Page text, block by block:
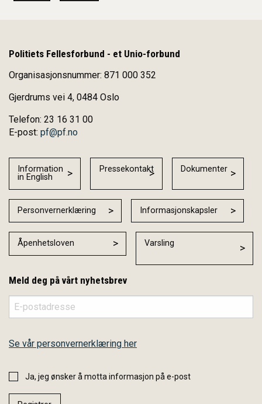
Politiets Fellesforbund - et Unio-forbund
Organisasjonsnummer: 871 000 352
Gjerdrums vei 4, 0484 Oslo
Telefon: 23 16 31 00
E-post: pf@pf.no
Information
in English
Pressekontakt Dokumenter
Personvernerklæring Informasjonskapsler
Åpenhetsloven Varsling
Meld deg på vårt nyhetsbrev
Se vår personvernerklæring her
Ja, jeg ønsker å motta informasjon på e-post